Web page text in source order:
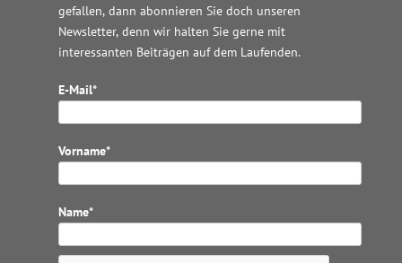
gefallen, dann abonnieren Sie doch unseren
Newsletter, denn wir halten Sie gerne mit
interessanten Beiträgen auf dem Laufenden.
E-Mail*
Vorname*
Name*